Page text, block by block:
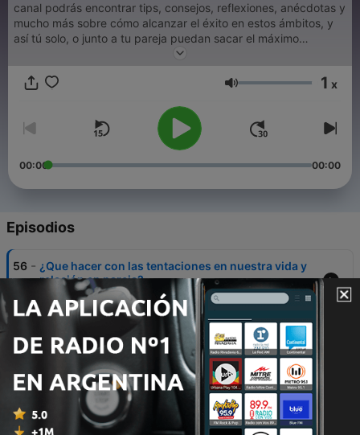
canal podrás encontrar tips, consejos, reflexiones, anécdotas y
mucho más sobre cómo alcanzar el éxito en estos ámbitos, y
así tú solo, o junto a tu pareja puedan sacar el máximo
potencial a la relación y aprovechar todo lo que nos brinda la
reflexión, gracias por tu apoyo 👊
Volumen 1 x
00:00 00:00
Episodios
56 - ¿Que hacer con las tentaciones en nuestra vida y
relación en pareja?
02 nov. 2022
¿Quieres que tu relación funcione? Presta
atención a esto
54 - El mejor sentimiento de todos
25 ago. 2022